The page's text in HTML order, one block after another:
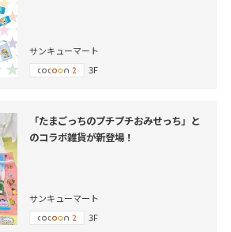
サンキューマート
3F
「たまごっちのプチプチおみせっち」と
のコラボ雑貨が新登場！
サンキューマート
3F